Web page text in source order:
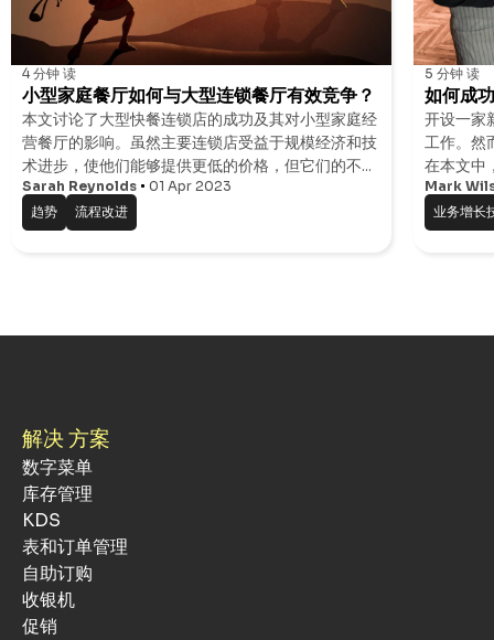
4 分钟 读
小型家庭餐厅如何与大型连锁餐厅有效竞争？
本文讨论了大型快餐连锁店的成功及其对小型家庭经
营餐厅的影响。虽然主要连锁店受益于规模经济和技
术进步，使他们能够提供更低的价格，但它们的不健
康食品也助长了公共卫生危机。此外，许多小餐馆难
以与大型连锁店竞争，往往导致其业务关闭。为了解
决这些问题，小餐馆需要价格合理且易于使用的技
Sarah Reynolds
01 Apr 2023
趋势
流程改进
5 分钟 读
如何成
开设一家
工作。然
在本文中
资。我们
及如何
餐厅融资
Mark
业务增长
解决 方案
数字菜单
库存管理
KDS
表和订单管理
自助订购
收银机
促销